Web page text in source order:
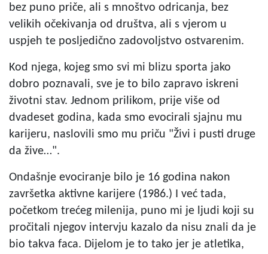
bez puno priče, ali s mnoštvo odricanja, bez
velikih očekivanja od društva, ali s vjerom u
uspjeh te posljedično zadovoljstvo ostvarenim.
Kod njega, kojeg smo svi mi blizu sporta jako
dobro poznavali, sve je to bilo zapravo iskreni
životni stav. Jednom prilikom, prije više od
dvadeset godina, kada smo evocirali sjajnu mu
karijeru, naslovili smo mu priču "Živi i pusti druge
da žive…".
Ondašnje evociranje bilo je 16 godina nakon
završetka aktivne karijere (1986.) I već tada,
početkom trećeg milenija, puno mi je ljudi koji su
pročitali njegov intervju kazalo da nisu znali da je
bio takva faca. Dijelom je to tako jer je atletika,